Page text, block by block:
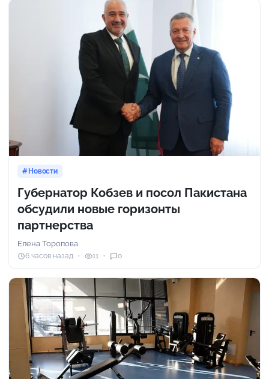
Новости
Губернатор Кобзев и посол Пакистана
обсудили новые горизонты
партнерства
Елена Торопова
6 часов назад 11 0